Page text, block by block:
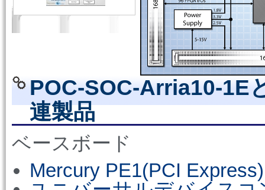
POC-SOC-Arria10-1E
連製品
ベースボード
Mercury PE1(PCI